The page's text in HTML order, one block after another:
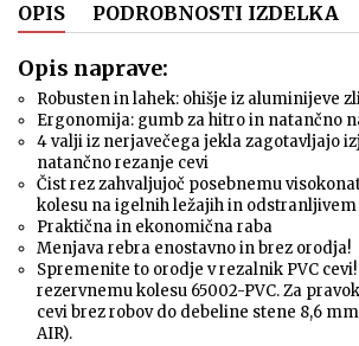
OPIS PODROBNOSTI IZDELKA
Opis naprave:
Robusten in lahek: ohišje iz aluminijeve
Ergonomija: gumb za hitro in natančno
4 valji iz nerjavečega jekla zagotavljajo
natančno rezanje cevi
Čist rez zahvaljujoč posebnemu
kolesu na igelnih ležajih in
Praktična in ekonomična raba
Menjava rebra enostavno in brez orodja!
Spremenite to orodje v rezalnik PVC
rezervnemu kolesu 65002-PVC. Za
cevi brez robov do debeline stene 8,6
AIR).